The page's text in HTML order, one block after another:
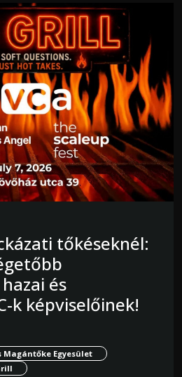
tőkéseknél:
és
k képviselőinek!
Egyesület